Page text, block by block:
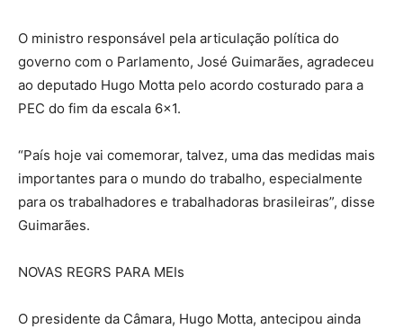
O ministro responsável pela articulação política do
governo com o Parlamento, José Guimarães, agradeceu
ao deputado Hugo Motta pelo acordo costurado para a
PEC do fim da escala 6×1.
“País hoje vai comemorar, talvez, uma das medidas mais
importantes para o mundo do trabalho, especialmente
para os trabalhadores e trabalhadoras brasileiras”, disse
Guimarães.
NOVAS REGRS PARA MEIs
O presidente da Câmara, Hugo Motta, antecipou ainda